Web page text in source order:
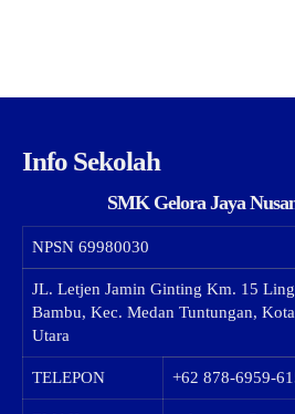
Info Sekolah
SMK Gelora Jaya
NPSN 69980030
JL. Letjen Jamin Ginting Km. 15
Bambu, Kec. Medan Tuntungan,
Utara
TELEPON +62 878-6959-